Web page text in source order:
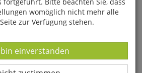
womöglich nicht mehr alle
zur Verfügung stehen.
-
einverstanden